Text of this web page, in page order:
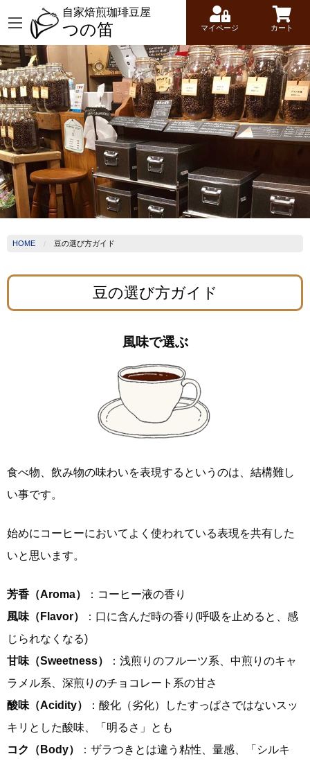
自家焙煎珈琲豆屋
つの笛 マイページ カート
HOME 豆の選び方ガイド
豆の選び方ガイド
風味で選ぶ
食べ物、飲み物の味わいを表現するというのは、結構難し
い事です。
始めにコーヒーにおいてよく使われている表現を共有した
いと思います。
芳香（Aroma）
：コーヒー液の香り
風味（Flavor）
：口に含んだ時の香り(呼吸を止めると、感
じられなくなる)
甘味（Sweetness）
：浅煎りのフルーツ系、中煎りのキャ
ラメル系、深煎りのチョコレート系の甘さ
酸味（Acidity）
：酸化（劣化）したすっぱさではないスッ
キリとした酸味、「明るさ」とも
コク（Body）
：ザラつきとは違う粘性、量感、「シルキ